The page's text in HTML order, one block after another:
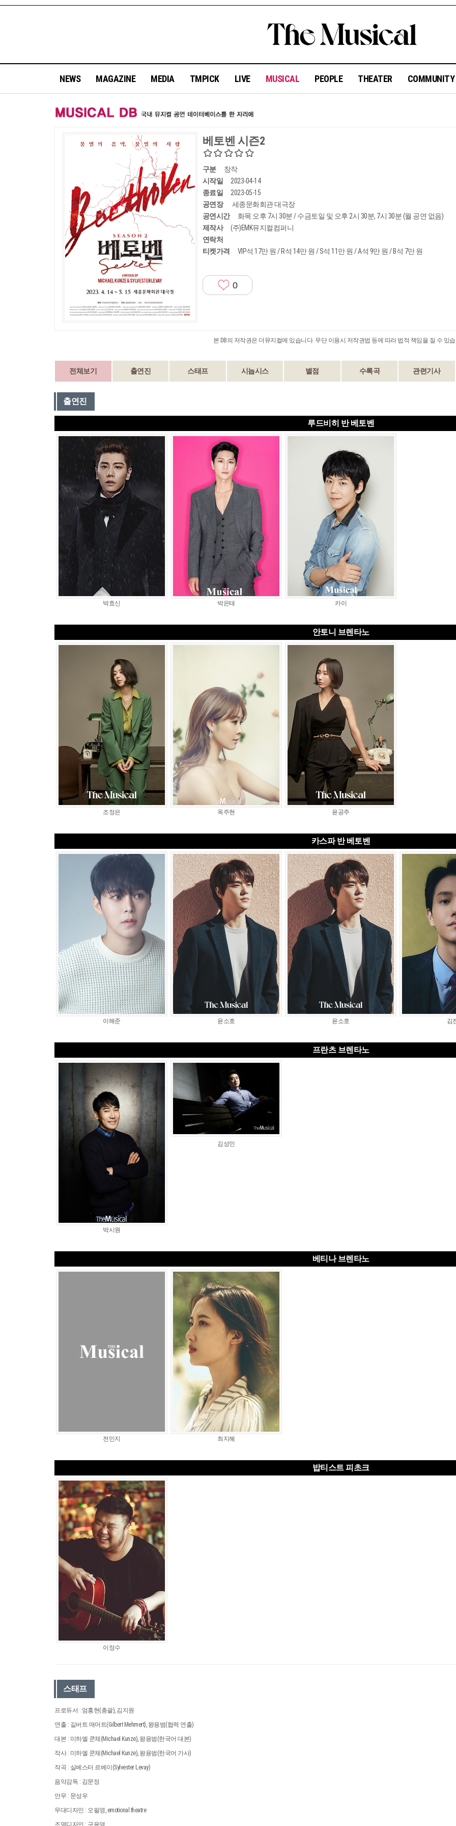
NEWS MAGAZINE MEDIA TMPICK LIVE MUSICAL PEOPLE THEATER COMMUNITY
베토벤 시즌2
구분
창작
시작일
2023-04-14
종료일
2023-05-15
공연장
세종문화회관 대극장
공연시간
화목 오후 7시 30분 / 수금토일 및 오후 2시 30분, 7시 30분 (월 공연 없음)
제작사
(주)EMK뮤지컬컴퍼니
연락처
티켓가격
VIP석 17만 원 / R석 14만 원 / S석 11만 원 / A석 9만 원 / B석 7만 원
0
본 DB의 저작권은 더뮤지컬에 있습니다. 무단 이용시 저작권법 등에 따라 법적 책임을 질 수 있
전체보기 출연진 스태프 시놉시스 별점 수록곡 관련기사
출연진
루드비히 반 베토벤
박효신 박은태 카이
안토니 브렌타노
조정은 옥주현 윤공주
카스파 반 베토벤
이해준 윤소호 윤소호 김
프란츠 브렌타노
박시원
김성민
베티나 브렌타노
전민지 최지혜
밥티스트 피초크
이정수
스태프
프로듀서 : 엄홍현(총괄), 김지원
연출 : 길버트 매머트(Gilbert Mehmert), 왕용범(협력 연출)
대본 : 미하엘 쿤체(Michael Kunze), 왕용범(한국어 대본)
작사 : 미하엘 쿤체(Michael Kunze), 왕용범(한국어 가사)
작곡 : 실베스터 르베이(Sylvester Levay)
음악감독 : 김문정
안무 : 문성우
무대디자인 : 오필영, emotional theatre
조명디자인 : 구윤영